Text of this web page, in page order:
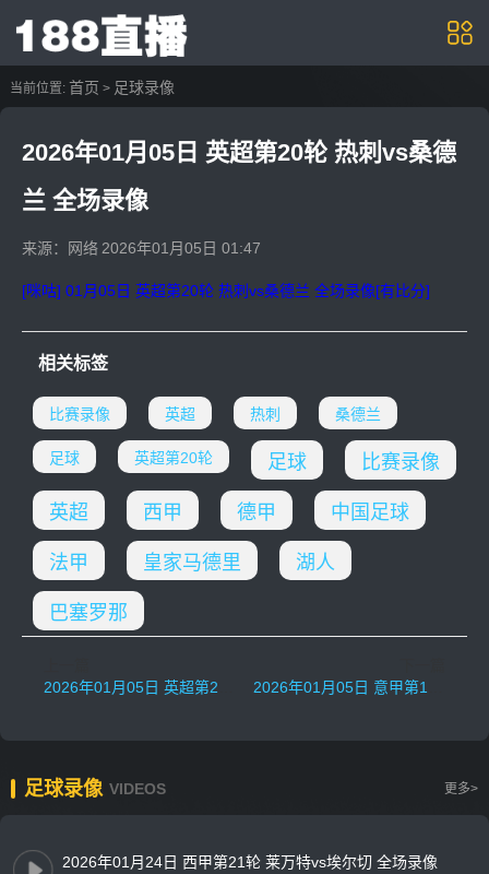
当前位置: 首页 > 足球录像
2026年01月05日 英超第20轮 热刺vs桑德
兰 全场录像
来源：网络 2026年01月05日 01:47
[咪咕] 01月05日 英超第20轮 热刺vs桑德兰 全场录像[有比分]
相关标签
比赛录像 英超 热刺 桑德兰
足球 英超第20轮 足球 比赛录像
英超 西甲 德甲 中国足球
法甲 皇家马德里 湖人
巴塞罗那
2026年01月05日 英超第20轮 纽卡斯尔联vs水晶宫 全场录像
2026年01月05日 意甲第18轮 佛罗伦萨vs克雷莫内塞 全场录像
足球录像 VIDEOS 更多>
2026年01月24日 西甲第21轮 莱万特vs埃尔切 全场录像